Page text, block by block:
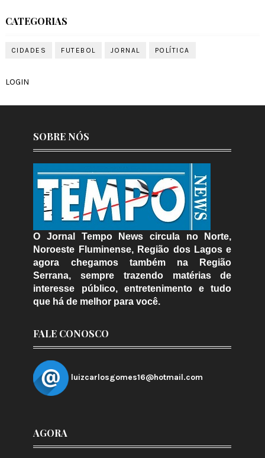
CATEGORIAS
CIDADES FUTEBOL JORNAL POLÍTICA
LOGIN
SOBRE NÓS
O Jornal Tempo News circula no Norte,
Noroeste Fluminense, Região dos Lagos e
agora chegamos também na Região
Serrana, sempre trazendo matérias de
interesse público, entretenimento e tudo
que há de melhor para você.
FALE CONOSCO
luizcarlosgomes16@hotmail.com
AGORA